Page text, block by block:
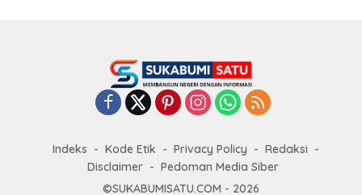
Indeks Kode Etik Privacy Policy
Redaksi
Disclaimer
Pedoman Media Siber
©SUKABUMISATU.COM - 2026